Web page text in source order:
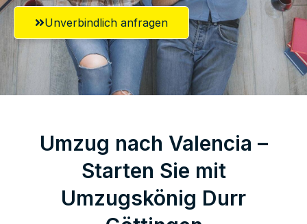
Unverbindlich anfragen
Umzug nach Valencia –
Starten Sie mit
Umzugskönig Durr